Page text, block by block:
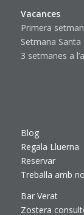
Vacances
Primera
Setmana Santa
3 setmanes a
Blog
Regala Lluerna
Reservar
Treballa amb
Bar Verat
Zostera